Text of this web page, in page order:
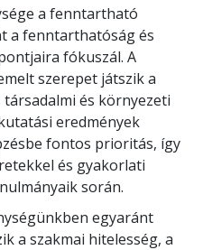
a fenntartható
a fenntarthatóság és
fókuszál. A
szerepet játszik a
és környezeti
eredmények
fontos prioritás, így
és gyakorlati
során.
egyaránt
a szakmai hitelesség, a